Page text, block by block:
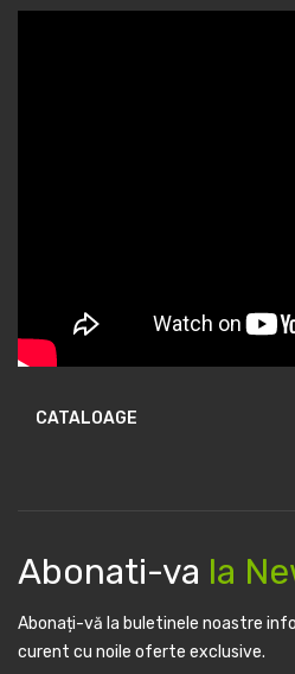
CATALOAGE
Abonati-va la
Abonați-vă la buletinele noastre
curent cu noile oferte exclusive.